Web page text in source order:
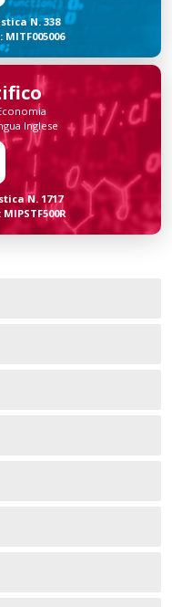
N. 338
Inglese
N. 1717